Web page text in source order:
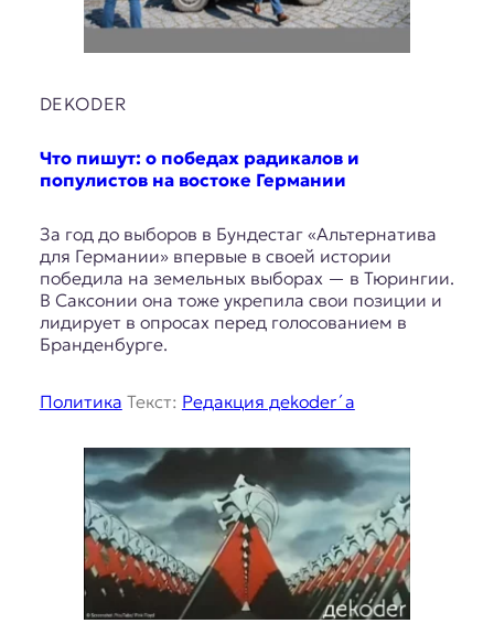
DEKODER
Что пишут: о победах радикалов и
популистов на востоке Германии
За год до выборов в Бундестаг «Альтернатива
для Германии» впервые в своей истории
победила на земельных выборах — в Тюрингии.
В Саксонии она тоже укрепила свои позиции и
лидирует в опросах перед голосованием в
Бранденбурге.
Политика Текст: Редакция дekoder´а